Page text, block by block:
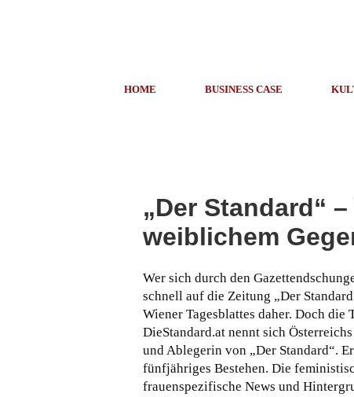
HOME BUSINESS CASE
„Der Standard“
weiblichem
Wer sich durch den
schnell auf die Zeitung „Der
Wiener Tagesblattes daher. Doch die
DieStandard.at nennt sich
und Ablegerin von „Der Standard“.
fünfjähriges Bestehen. Die
frauenspezifische News und